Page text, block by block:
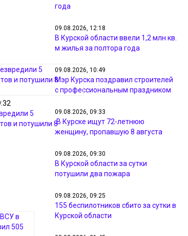
5
и потушили 8
года
09.08.2026, 12:18
В Курской области ввели 1,2 млн кв.
м жилья за полтора года
09.08.2026, 10:49
Мэр Курска поздравил строителей
с профессиональным праздником
09.08.2026, 09:33
В Курске ищут 72-летнюю
женщину, пропавшую 8 августа
09.08.2026, 09:30
В Курской области за сутки
потушили два пожара
09.08.2026, 09:25
155 беспилотников сбито за сутки в
Курской области